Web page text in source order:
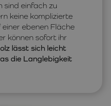
sind einfach zu
keine komplizierte
ebenen Fläche
können sofort ihr
lässt sich leicht
die Langlebigkeit